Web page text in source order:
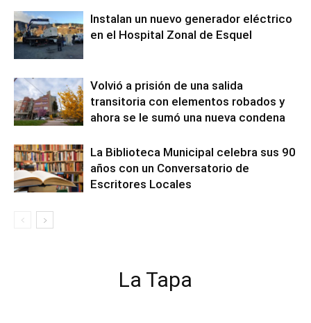
Instalan un nuevo generador eléctrico
en el Hospital Zonal de Esquel
Volvió a prisión de una salida
transitoria con elementos robados y
ahora se le sumó una nueva condena
La Biblioteca Municipal celebra sus 90
años con un Conversatorio de
Escritores Locales
La Tapa